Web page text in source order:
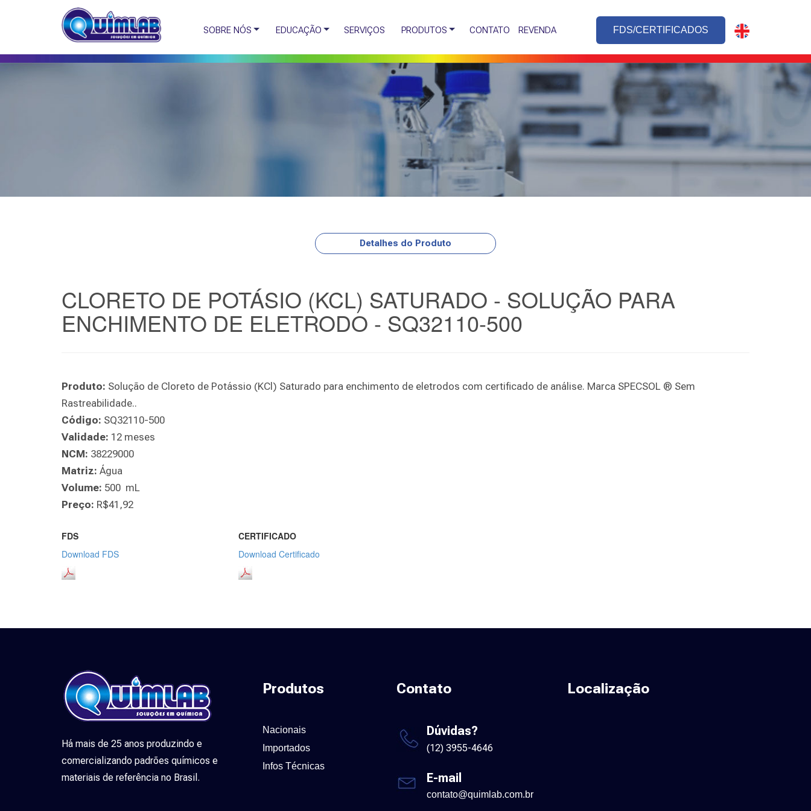
SOBRE NÓS EDUCAÇÃO SERVIÇOS PRODUTOS CONTATO REVENDA FDS/CERTIFICADOS
Detalhes do Produto
CLORETO DE POTÁSIO (KCL) SATURADO - SOLUÇÃO PARA
ENCHIMENTO DE ELETRODO - SQ32110-500
Produto: Solução de Cloreto de Potássio (KCl) Saturado para enchimento de eletrodos com certificado de análise. Marca SPECSOL ® Sem
Rastreabilidade..
Código: SQ32110-500
Validade: 12 meses
NCM: 38229000
Matriz: Água
Volume: 500 mL
Preço: R$41,92
FDS
Download FDS
CERTIFICADO
Download Certificado
Há mais de 25 anos produzindo e
comercializando padrões químicos e
materiais de referência no Brasil.
Produtos
Nacionais
Importados
Infos Técnicas
Contato
Dúvidas?
(12) 3955-4646
E-mail
contato@quimlab.com.br
Localização